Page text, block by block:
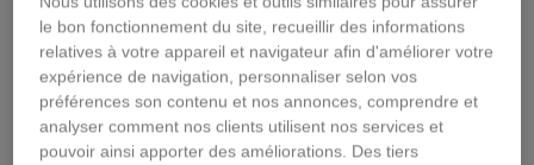
Vergrößern
TRAUER BLUMENSTRAUSS
Beschreibung
le bon fonctionnement du site, recueillir des informations
relatives à votre appareil et navigateur afin d'améliorer votre
expérience de navigation, personnaliser selon vos
préférences son contenu et nos annonces, comprendre et
analyser comment nos clients utilisent nos services et
pouvoir ainsi apporter des améliorations. Des tiers